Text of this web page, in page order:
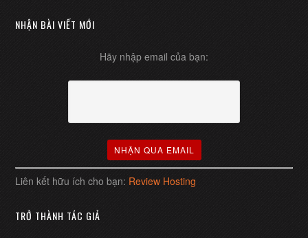
NHẬN BÀI VIẾT MỚI
Hãy nhập email của bạn:
Liên kết hữu ích cho bạn: Review Hosting
TRỞ THÀNH TÁC GIẢ